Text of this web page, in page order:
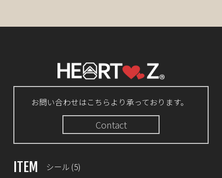
お問い合わせはこちらより承っております。
Contact
ITEM シール (5)